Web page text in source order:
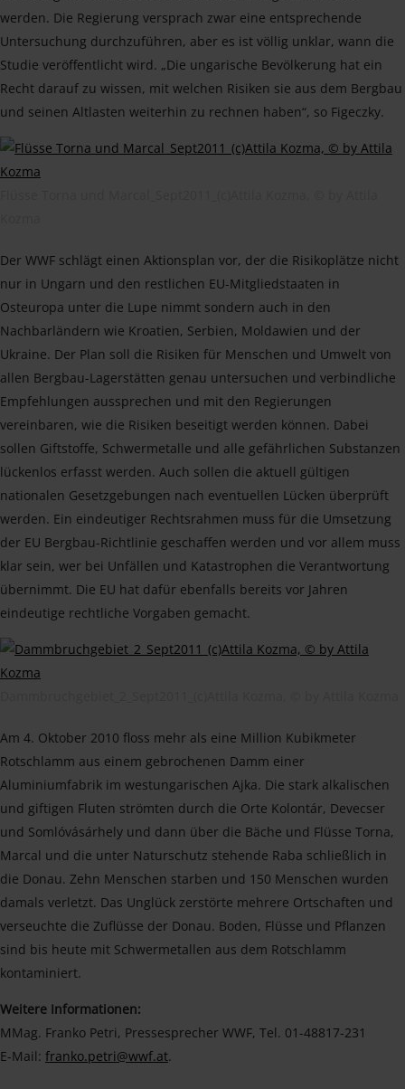
werden. Die Regierung versprach zwar eine entsprechende
Untersuchung durchzuführen, aber es ist völlig unklar, wann die
Studie veröffentlicht wird. „Die ungarische Bevölkerung hat ein
Recht darauf zu wissen, mit welchen Risiken sie aus dem Bergbau
und seinen Altlasten weiterhin zu rechnen haben“, so Figeczky.
Der WWF schlägt einen Aktionsplan vor, der die Risikoplätze nicht
nur in Ungarn und den restlichen EU-Mitgliedstaaten in
Osteuropa unter die Lupe nimmt sondern auch in den
Nachbarländern wie Kroatien, Serbien, Moldawien und der
Ukraine. Der Plan soll die Risiken für Menschen und Umwelt von
allen Bergbau-Lagerstätten genau untersuchen und verbindliche
Empfehlungen aussprechen und mit den Regierungen
vereinbaren, wie die Risiken beseitigt werden können. Dabei
sollen Giftstoffe, Schwermetalle und alle gefährlichen Substanzen
lückenlos erfasst werden. Auch sollen die aktuell gültigen
nationalen Gesetzgebungen nach eventuellen Lücken überprüft
werden. Ein eindeutiger Rechtsrahmen muss für die Umsetzung
der EU Bergbau-Richtlinie geschaffen werden und vor allem muss
klar sein, wer bei Unfällen und Katastrophen die Verantwortung
übernimmt. Die EU hat dafür ebenfalls bereits vor Jahren
eindeutige rechtliche Vorgaben gemacht.
Am 4. Oktober 2010 floss mehr als eine Million Kubikmeter
Rotschlamm aus einem gebrochenen Damm einer
Aluminiumfabrik im westungarischen Ajka. Die stark alkalischen
und giftigen Fluten strömten durch die Orte Kolontár, Devecser
und Somlóvásárhely und dann über die Bäche und Flüsse Torna,
Marcal und die unter Naturschutz stehende Raba schließlich in
die Donau. Zehn Menschen starben und 150 Menschen wurden
damals verletzt. Das Unglück zerstörte mehrere Ortschaften und
verseuchte die Zuflüsse der Donau. Boden, Flüsse und Pflanzen
sind bis heute mit Schwermetallen aus dem Rotschlamm
kontaminiert.
Weitere Informationen:
MMag. Franko Petri, Pressesprecher WWF, Tel. 01-48817-231
E-Mail: franko.petri@wwf.at.